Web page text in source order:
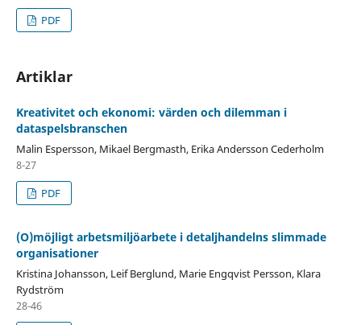
PDF
Artiklar
Kreativitet och ekonomi: värden och dilemman i
dataspelsbranschen
Malin Espersson, Mikael Bergmasth, Erika Andersson Cederholm
8-27
PDF
(O)möjligt arbetsmiljöarbete i detaljhandelns slimmade
organisationer
Kristina Johansson, Leif Berglund, Marie Engqvist Persson, Klara
Rydström
28-46